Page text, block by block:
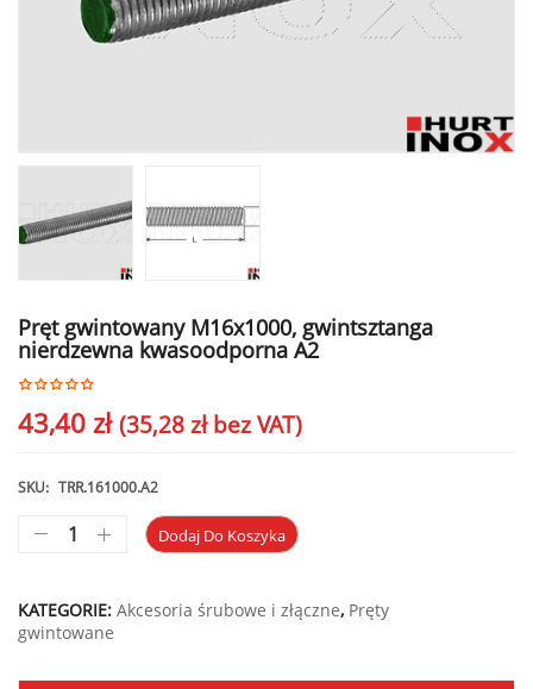
Pręt gwintowany M16x1000, gwintsztanga
nierdzewna kwasoodporna A2
43,40 zł (35,28 złbez VAT)
SKU: TRR.161000.A2
Dodaj Do Koszyka
KATEGORIE: Akcesoria śrubowe i złączne, Pręty
gwintowane